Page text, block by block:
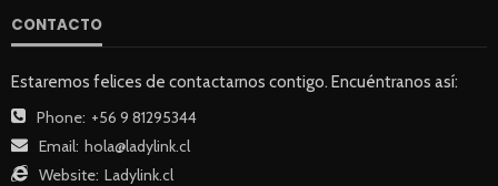
CONTACTO
Estaremos felices de contactarnos contigo. Encuéntranos así:
Phone: +56 9 81295344
Email: hola@ladylink.cl
Website: Ladylink.cl